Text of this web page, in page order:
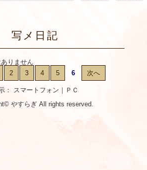
写メ日記
りません
2 3 4 5 6 次へ
： スマートフォン｜ ＰＣ
やすらぎ All rights reserved.